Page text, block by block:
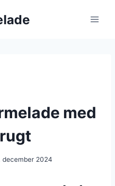
med
december 2024